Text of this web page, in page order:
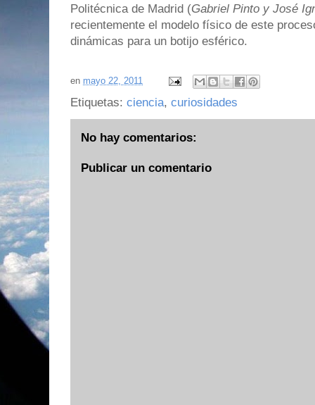
Politécnica de Madrid (Gabriel Pinto y José
recientemente el modelo físico de este
dinámicas para un botijo esférico.
en mayo 22, 2011
Etiquetas: ciencia, curiosidades
No hay comentarios:
Publicar un comentario